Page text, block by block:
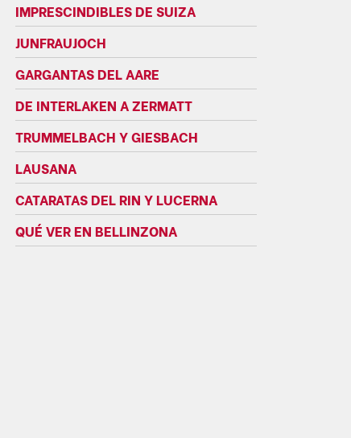
IMPRESCINDIBLES DE SUIZA
JUNFRAUJOCH
GARGANTAS DEL AARE
DE INTERLAKEN A ZERMATT
TRUMMELBACH Y GIESBACH
LAUSANA
CATARATAS DEL RIN Y LUCERNA
QUÉ VER EN BELLINZONA